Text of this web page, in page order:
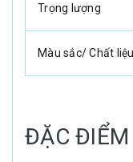
Trọng lượng
Màu sắc/ Chất liệu
ĐẶC ĐIỂM